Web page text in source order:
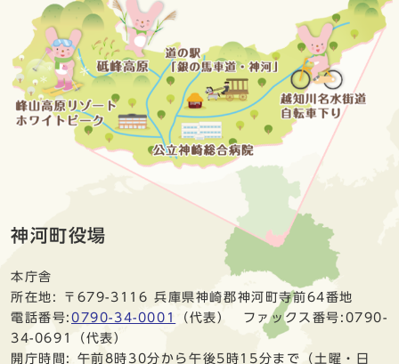
神河町役場
本庁舎
所在地: 〒679-3116 兵庫県神崎郡神河町寺前64番地
電話番号: 0790-34-0001
（代表） ファックス番号:0790-
34-0691（代表）
開庁時間: 午前8時30分から午後5時15分まで（土曜・日